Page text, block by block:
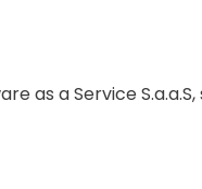
as a Service